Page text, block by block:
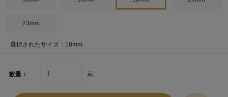
23mm
選択されたサイズ：18mm
数量： 点